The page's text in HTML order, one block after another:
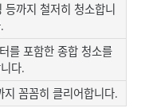
등까지 철저히 청소합니
를 포함한 종합 청소를
다.
지 꼼꼼히 클리어합니다.